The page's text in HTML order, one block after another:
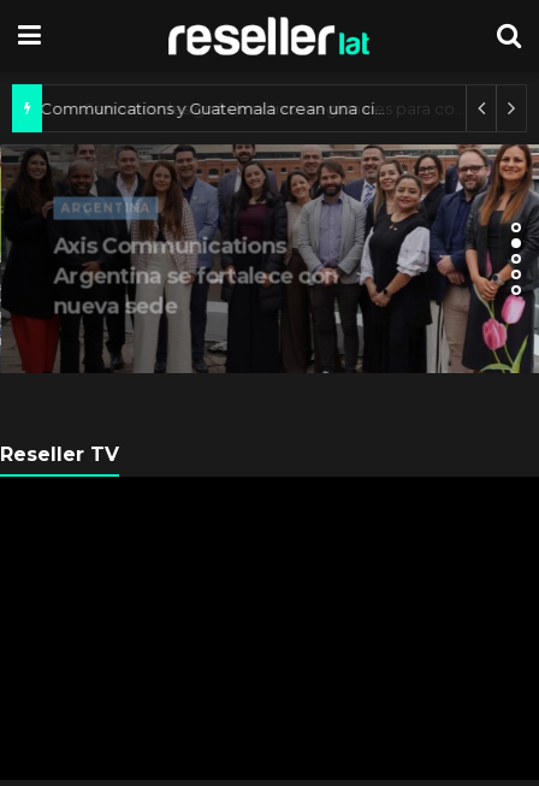
Axis Communications y Guatemala crean una ciudad inteligente
ARGENTINA
Axis Communications
Argentina se fortalece con
nueva sede
Reseller TV